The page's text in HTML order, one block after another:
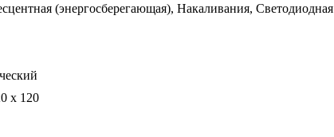
(энергосберегающая), Накаливания, Светодиодная
x 120